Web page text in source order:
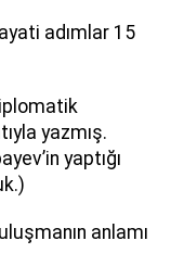
adımlar 15
yazmış.
yaptığı
anlamı